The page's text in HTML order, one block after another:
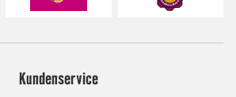
Kundenservice